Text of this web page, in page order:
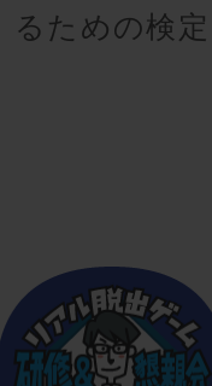
るための検定